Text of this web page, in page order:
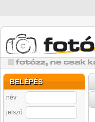
BELÉPÉS
név
jelszó